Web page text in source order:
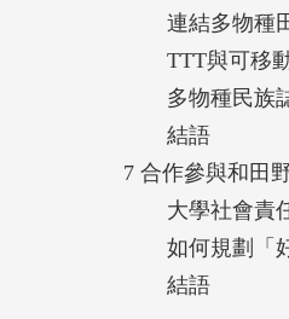
連結多物種田
TTT與可移
多物種民族
結語
7 合作參與和田
大學社會責任
如何規劃「好
結語